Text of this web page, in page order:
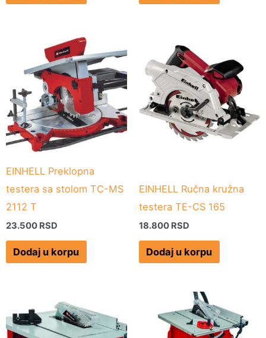
EINHELL Preklopna
testera sa stolom TC-MS
2112 T
23.500 RSD
Dodaj u korpu
EINHELL Ručna kružna
testera TE-CS 165
18.800 RSD
Dodaj u korpu